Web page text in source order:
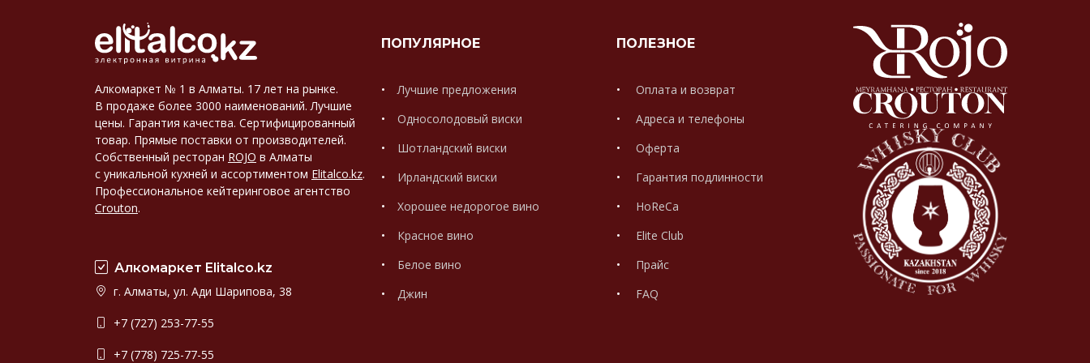
Алкомаркет № 1 в Алматы. 17 лет на рынке.
В продаже более 3000 наименований. Лучшие
цены. Гарантия качества. Сертифицированный
товар. Прямые поставки от производителей.
Собственный ресторан ROJO в Алматы
с уникальной кухней и ассортиментом Elitalco.kz.
Профессиональное кейтеринговое агентство
Crouton.
Алкомаркет Elitalco.kz
г. Алматы, ул. Ади Шарипова, 38
+7 (727) 253-77-55
+7 (778) 725-77-55
ПОПУЛЯРНОЕ
Лучшие предложения
Односолодовый виски
Шотландский виски
Ирландский виски
Хорошее недорогое вино
Красное вино
Белое вино
Джин
ПОЛЕЗНОЕ
Оплата и возврат
Адреса и телефоны
Оферта
Гарантия подлинности
HoReCa
Elite Club
Прайс
FAQ